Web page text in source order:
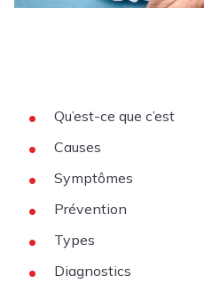
Qu’est-ce que c’est
Causes
Symptômes
Prévention
Types
Diagnostics